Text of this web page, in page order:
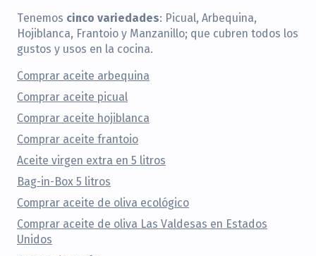
Tenemos cinco variedades: Picual, Arbequina,
Hojiblanca, Frantoio y Manzanillo; que cubren todos los
gustos y usos en la cocina.
Comprar aceite arbequina
Comprar aceite picual
Comprar aceite hojiblanca
Comprar aceite frantoio
Aceite virgen extra en 5 litros
Bag-in-Box 5 litros
Comprar aceite de oliva ecológico
Comprar aceite de oliva Las Valdesas en Estados
Unidos